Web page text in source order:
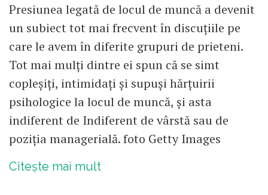
Presiunea legată de locul de muncă a devenit
un subiect tot mai frecvent în discuțiile pe
care le avem în diferite grupuri de prieteni.
Tot mai mulți dintre ei spun că se simt
copleșiți, intimidați și supuși hărțuirii
psihologice la locul de muncă, și asta
indiferent de Indiferent de vârstă sau de
poziția managerială. foto Getty Images
Citește mai mult